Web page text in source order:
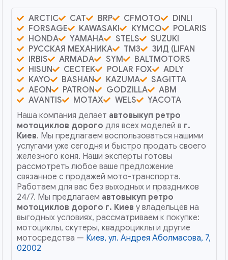
ARCTIC CAT BRP CFMOTO
DINLI
FORSAGE
KAWASAKI KYMCO
POLARIS
HONDA
YAMAHA STELS
SUZUKI
РУССКАЯ МЕХАНИКА
ТМЗ
ЗИД (LIFAN
IRBIS
ARMADA SYM
BALTMOTORS
HISUN
CECTEK POLAR FOX
ADLY
KAYO
BASHAN KAZUMA
SAGITTA
AEON
PATRON GODZILLA
ABM
AVANTIS
MOTAX WELS
YACOTA
Наша компания делает автовыкуп ретро
мотоциклов дорого для всех моделей в г.
Киев. Мы предлагаем воспользоваться нашими
услугами уже сегодня и быстро продать своего
железного коня. Наши эксперты готовы
рассмотреть любое ваше предложение
связанное с продажей мото-транспорта.
Работаем для вас без выходных и праздников
24/7. Мы предлагаем автовыкуп ретро
мотоциклов дорого г. Киеву владельцев на
выгодных условиях, рассматриваем к покупке:
мотоциклы, скутеры, квадроциклы и другие
мотосредства — Киев, ул. Андрея Аболмасова, 7,
02002